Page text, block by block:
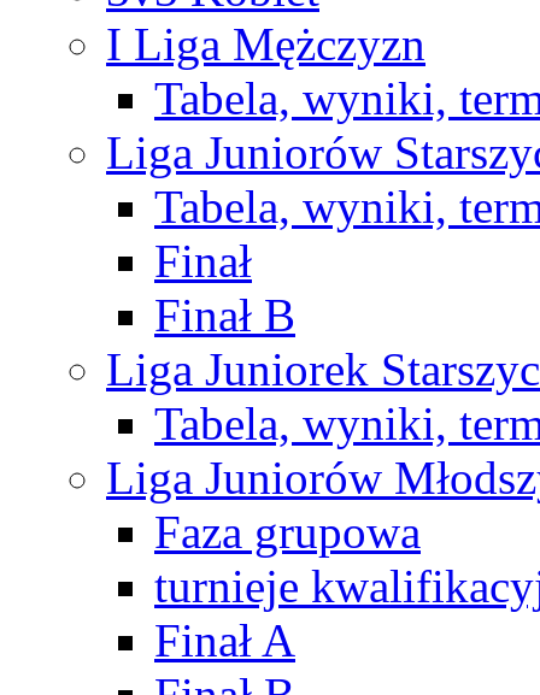
I Liga Mężczyzn
Tabela, wyniki,
Liga Juniorów
Tabela, wyniki,
Finał
Finał B
Liga Juniorek
Tabela, wyniki,
Liga Juniorów
Faza grupowa
turnieje
Finał A